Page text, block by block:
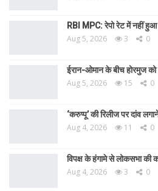
RBI MPC: रेपो रेट में नहीं
Aug 5, 2026 3 0
ईरान-ओमान के बीच होरमुज
Aug 5, 2026 15 0
‘करुप्पू’ की रिलीज पर दांव
Aug 4, 2026 11 0
विपक्ष के हंगामे से लोकसभा की
Aug 4, 2026 3 0